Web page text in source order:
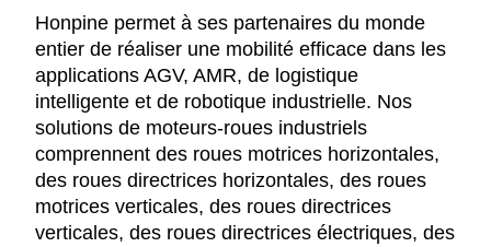
Honpine permet à ses partenaires du monde
entier de réaliser une mobilité efficace dans les
applications AGV, AMR, de logistique
intelligente et de robotique industrielle. Nos
solutions de moteurs-roues industriels
comprennent des roues motrices horizontales,
des roues directrices horizontales, des roues
motrices verticales, des roues directrices
verticales, des roues directrices électriques, des